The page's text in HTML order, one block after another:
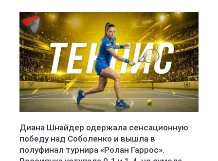
Диана Шнайдер одержала сенсационную
победу над Соболенко и вышла в
полуфинал турнира «Ролан Гаррос».